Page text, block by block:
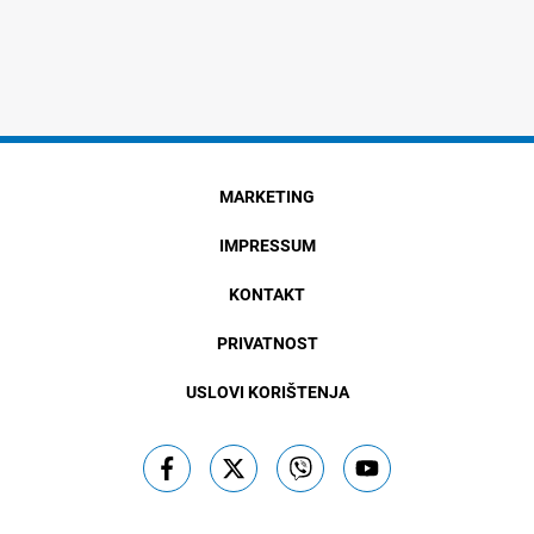
MARKETING
IMPRESSUM
KONTAKT
PRIVATNOST
USLOVI KORIŠTENJA